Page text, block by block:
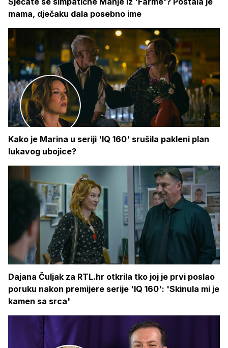
mama, dječaku dala posebno ime
Kako je Marina u seriji 'IQ 160' srušila pakleni plan
lukavog ubojice?
Dajana Čuljak za RTL.hr otkrila tko joj je prvi poslao
poruku nakon premijere serije 'IQ 160': 'Skinula mi je
kamen sa srca'